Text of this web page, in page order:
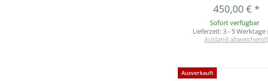
450,00 € *
Sofort verfügbar
Lieferzeit:3 - 5 Werktage
Ausland abweichend)
Ausverkauft